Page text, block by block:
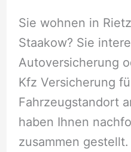
Sie wohnen in
Staakow? Sie
Autoversicherung
Kfz Versicherung
Fahrzeugstandort
haben Ihnen
zusammen